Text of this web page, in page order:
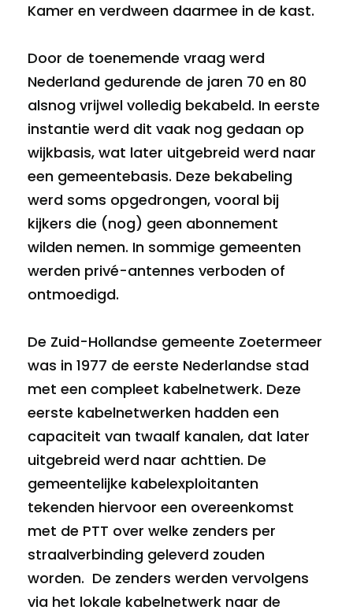
Kamer en verdween daarmee in de kast.
Door de toenemende vraag werd
Nederland gedurende de jaren 70 en 80
alsnog vrijwel volledig bekabeld. In eerste
instantie werd dit vaak nog gedaan op
wijkbasis, wat later uitgebreid werd naar
een gemeentebasis. Deze bekabeling
werd soms opgedrongen, vooral bij
kijkers die (nog) geen abonnement
wilden nemen. In sommige gemeenten
werden privé-antennes verboden of
ontmoedigd.
De Zuid-Hollandse gemeente Zoetermeer
was in 1977 de eerste Nederlandse stad
met een compleet kabelnetwerk. Deze
eerste kabelnetwerken hadden een
capaciteit van twaalf kanalen, dat later
uitgebreid werd naar achttien. De
gemeentelijke kabelexploitanten
tekenden hiervoor een overeenkomst
met de PTT over welke zenders per
straalverbinding geleverd zouden
worden. De zenders werden vervolgens
via het lokale kabelnetwerk naar de